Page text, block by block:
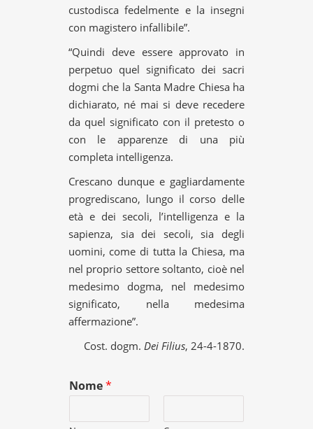
custodisca fedelmente e la insegni
con magistero infallibile”.
“Quindi deve essere approvato in
perpetuo quel significato dei sacri
dogmi che la Santa Madre Chiesa ha
dichiarato, né mai si deve recedere
da quel significato con il pretesto o
con le apparenze di una più
completa intelligenza.
Crescano dunque e gagliardamente
progrediscano, lungo il corso delle
età e dei secoli, l’intelligenza e la
sapienza, sia dei secoli, sia degli
uomini, come di tutta la Chiesa, ma
nel proprio settore soltanto, cioè nel
medesimo dogma, nel medesimo
significato, nella medesima
affermazione”.
Cost. dogm. Dei Filius, 24-4-1870.
Nome*